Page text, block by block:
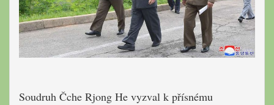
Soudruh Čche Rjong He vyzval k přísnému